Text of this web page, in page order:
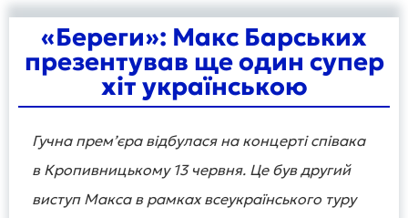
«Береги»: Макс Барських
презентував ще один супер
хіт українською
Гучна премʼєра відбулася на концерті співака
в Кропивницькому 13 червня. Це був другий
виступ Макса в рамках всеукраїнського туру